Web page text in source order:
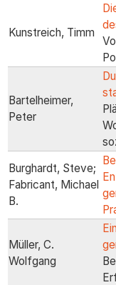
Kunstreich, Timm
Bartelheimer,
Peter
Burghardt, Steve;
Fabricant, Michael
B.
Müller, C.
Wolfgang